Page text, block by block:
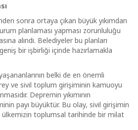
sonra ortaya çıkan büyük yıkımdan
planlaması yapması zorunluluğu
alındı. Belediyeler bu planları
bir işbirliği içinde hazırlamakla
belki de en önemli
ve sivil toplum girişiminin kamuoyu
Depremin yıkımının
payı büyüktür. Bu olay, sivil girişimin
ülkemizin toplumsal tarihinde bir milat